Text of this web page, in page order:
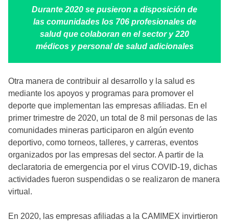
Durante 2020 se pusieron a disposición de
las comunidades los 706 profesionales de
salud que colaboran en el sector y 220
médicos y personal de salud adicionales
Otra manera de contribuir al desarrollo y la salud es
mediante los apoyos y programas para promover el
deporte que implementan las empresas afiliadas. En el
primer trimestre de 2020, un total de 8 mil personas de las
comunidades mineras participaron en algún evento
deportivo, como torneos, talleres, y carreras, eventos
organizados por las empresas del sector. A partir de la
declaratoria de emergencia por el virus COVID-19, dichas
actividades fueron suspendidas o se realizaron de manera
virtual.
En 2020, las empresas afiliadas a la CAMIMEX invirtieron